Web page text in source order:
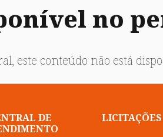
no
este conteúdo não está
DE
LICITAÇÕES